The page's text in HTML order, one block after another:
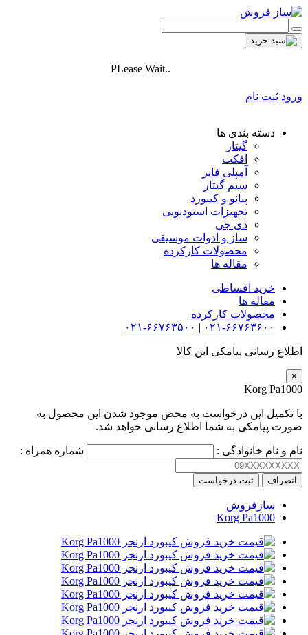
PLease Wait..
ورود ثبت نام
دسته بندی ها
گیتار
افکت
آمپلی فایر
سیم گیتار
پیانو و کیبورد
تجهیزات استودیویی
دی جی
ساز و ادوات موسیقی
محصولات کارکرده
مقاله ها
خرید اقساطی
مقاله ها
محصولات کارکرده
۰۲۱-۶۶۷۶۳۶۰۰ | ۰۲۱-۶۶۷۶۳۵۰۰
اطلاع رسانی پیامکی این کالا
×
Korg Pa1000
با تکمیل این درخواست به محض موجود شدن این محصول به
صورت پیامکی به شما اطلاع رسانی خواهد شد.
نام و نام خانوادگی : شماره همراه :
انصراف ثبت درخواست
سازفروش
Korg Pa1000